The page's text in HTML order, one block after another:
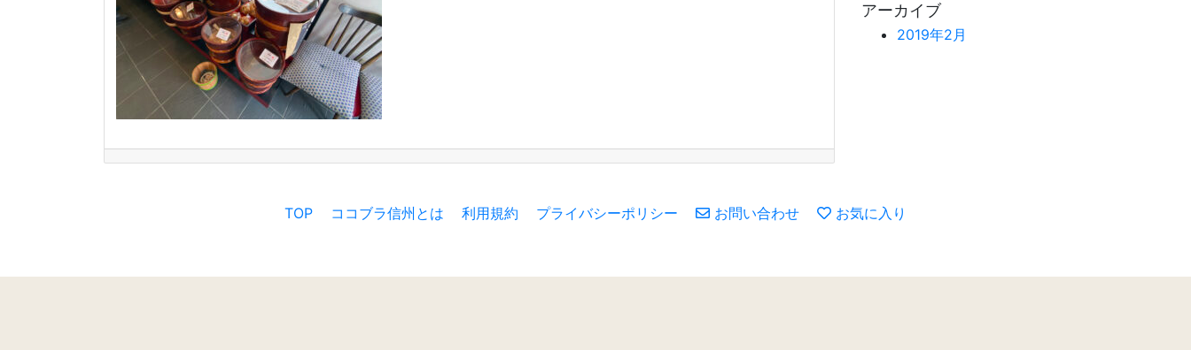
アーカイブ
2019年2月
TOP ココブラ信州とは 利用規約 プライバシーポリシー お問い合わせ お気に入り